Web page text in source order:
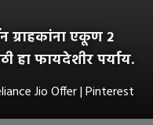
ग्राहकांना एकूण २
हा फायदेशीर पर्याय.
Jio Offer | Pinterest